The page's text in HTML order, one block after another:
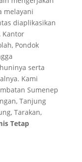
melayani
diaplikasikan
Kantor
Pondok
serta
Kami
Sumenep
Tanjung
Tarakan,
Tetap